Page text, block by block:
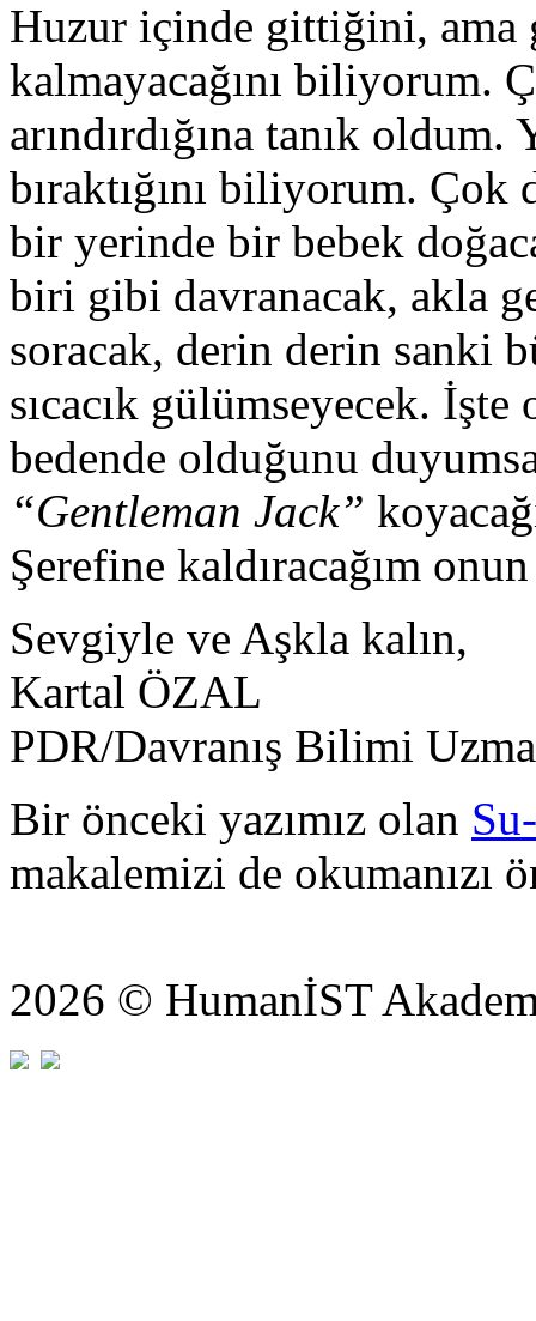
Huzur içinde gittiğini, ama
kalmayacağını biliyorum.
arındırdığına tanık
bıraktığını biliyorum.
bir yerinde bir bebek
biri gibi davranacak, akla
soracak, derin derin sanki
sıcacık gülümseyecek.
bedende olduğunu
“Gentleman Jack”
Şerefine kaldıracağım
Sevgiyle ve Aşkla kalın,
Kartal ÖZAL
PDR/Davranış Bilimi
Bir önceki yazımız olan
makalemizi de okumanızı
2026 © HumanİST